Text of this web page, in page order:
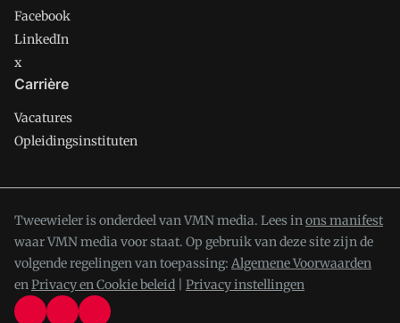
Facebook
LinkedIn
x
Carrière
Vacatures
Opleidingsinstituten
Tweewieler is onderdeel van VMN media. Lees inons manifest
waar VMN media voor staat. Op gebruik van deze site zijn de
volgende regelingen van toepassing: Algemene Voorwaarden
enPrivacy en Cookie beleid Privacy instellingen